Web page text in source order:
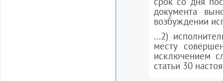
документа
возбуждении
…2)
месту
исключением
статьи 30